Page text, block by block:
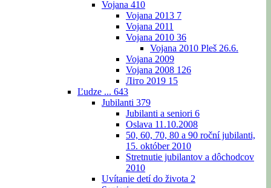
Vojana 410
Vojana 2013 7
Vojana 2011
Vojana 2010 36
Vojana 2010 Pleš 26.6.
Vojana 2009
Vojana 2008 126
Літо 2019 15
Ľudze ... 643
Jubilanti 379
Jubilanti a seniori 6
Oslava 11.10.2008
50, 60, 70, 80 a 90 roční jubilanti,
15. október 2010
Stretnutie jubilantov a dôchodcov
2010
Uvítanie detí do života 2